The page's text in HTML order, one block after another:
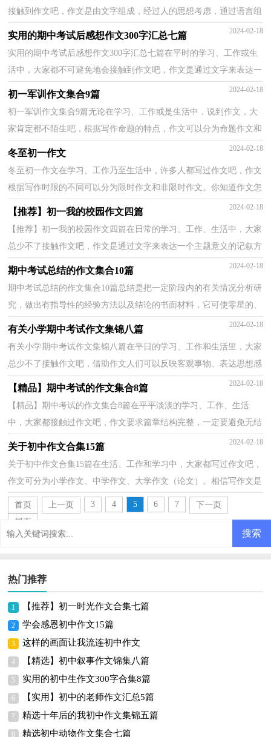
接触到作文吧，作文是由文字组成，经过人的思想考虑，通过语言组
织来表达一个主题意义的文体。那么你知道一篇好的作...
实用的期中考试后感想作文300字汇总七篇 2024-02-18
实用的期中考试后感想作文300字汇总七篇在平时的学习、工作或生
活中，大家都不可避免地会接触到作文吧，作文是通过文字来表达一
个主题意义的记叙方法。那么，怎么去写作文呢？以下...
初一军训作文集合9篇 2024-02-18
初一军训作文集合9篇无论在学习、工作或是生活中，说到作文，大
家肯定都不陌生吧，根据写作命题的特点，作文可以分为命题作文和
非命题作文。为了让您在写作文时更加简单方便，下面是...
冬至初一作文 2024-02-18
冬至初一作文在学习、工作乃至生活中，许多人都写过作文吧，作文
根据写作时限的不同可以分为限时作文和非限时作文。你知道作文怎
样才能写的好吗？下面是小编为大家收集的冬至初一...
【推荐】初一我的校园作文四篇 2024-02-18
【推荐】初一我的校园作文四篇在日常的学习、工作、生活中，大家
总少不了接触作文吧，作文是通过文字来表达一个主题意义的记叙方
法。你知道作文怎样才能写的好吗？下面是小编为大...
期中考试总结的作文集合10篇 2024-02-18
期中考试总结的作文集合10篇总结是把一定阶段内的有关情况分析研
究，做出有指导性的经验方法以及结论的书面材料，它可使零星的、
肤浅的、表面的感性认知上升到全面的、系统的、...
有关小学期中考试作文集锦八篇 2024-02-18
有关小学期中考试作文集锦八篇在平日的学习、工作和生活里，大家
总少不了接触作文吧，借助作文人们可以反映客观事物、表达思想感
情、传递知识信息。那要怎么写好作文呢？下面是小...
【精品】期中考试的作文集合8篇 2024-02-18
【精品】期中考试的作文集合8篇在平平淡淡的学习、工作、生活
中，大家都接触过作文吧，作文要求篇章结构完整，一定要避免无结
尾作文的出现。还是对作文一筹莫展吗？以下是小编帮大...
关于初中作文合集15篇 2024-02-18
关于初中作文合集15篇在生活、工作和学习中，大家都写过作文吧，
作文可分为小学作文、中学作文、大学作文（论文）。相信写作文是
一个让许多人都头痛的问题，下面是小编为大家收集的关...
首页 上一页 3 4 5 6 7
下一页
尾页
热门推荐
1 【推荐】初一时光作文合集七篇
2 学会感恩初中作文15篇
3 这样的画面让我流连初中作文
4 【精选】初中叙事作文锦集八篇
5 实用的初中生作文300字合集8篇
6 【实用】初中的老师作文汇总5篇
7 精选十年后的我初中作文集锦五篇
8 精选初中动物作文集合七篇